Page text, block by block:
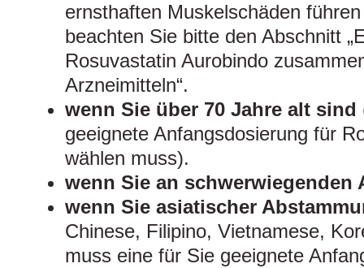
ernsthaften Muskelschäden
beachten Sie bitte den Abschnitt
Rosuvastatin Aurobindo
Arzneimitteln“.
wenn Sie über 70 Jahre alt sind
geeignete Anfangsdosierung für
wählen muss).
wenn Sie an schwerwiegenden
wenn Sie asiatischer
Chinese, Filipino, Vietnamese,
muss eine für Sie geeignete